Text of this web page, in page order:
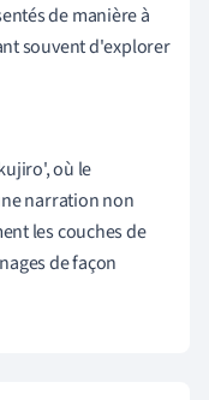
de manière à
souvent d'explorer
où le
narration non
les couches de
de façon